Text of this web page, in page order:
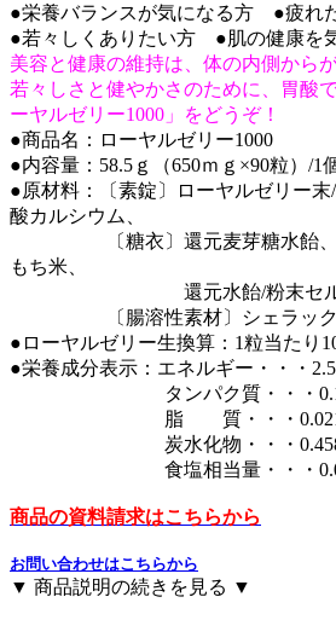
●栄養バランスが気になる方 ●疲れ
●若々しくありたい方 ●肌の健康
美容と健康の維持は、体の内側から
若々しさと健やかさのために、
胃酸
ーヤルゼリー1000」をどうぞ！
●商品名：ローヤルゼリー1000
●内容量：58.5ｇ（650ｍｇ×90粒）/1
●原材料：〔素錠〕ローヤルゼリー
酸カルシウム、
〔糖衣〕還元麦芽糖水飴、と
もち米、
還元水飴/粉末セルロ
〔腸溶性素材〕シェラック
●ローヤルゼリー生換算：1粒当たり
●栄養成分表示：エネルギー・・・
タンパク質・・・0.132
脂 質・・・0.021ｇ
炭水化物・・・0.458
食塩相当量・・・
商品の資料請求はこちらから
お問い合わせはこちらから
▼ 商品説明の続きを見る ▼